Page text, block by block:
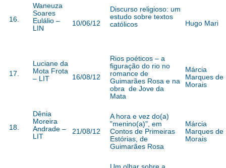
16.
Waneuza
Soares
Eulálio –
LIN
10/06/12
Discurso religioso: um
estudo sobre textos
católicos
Hugo Mari
17.
Luciane da
Mota Frota
– LIT
16/08/12
Rios poéticos – a
figuração do rio no
romance de
Guimarães Rosa e na
obra de Jove da
Mata
Márcia
Marques de
Morais
18.
Dênia
Moreira
Andrade –
LIT
21/08/12
A hora e vez do(a)
"menino(a)", em
Contos de Primeiras
Estórias, de
Guimarães Rosa
Márcia
Marques de
Morais